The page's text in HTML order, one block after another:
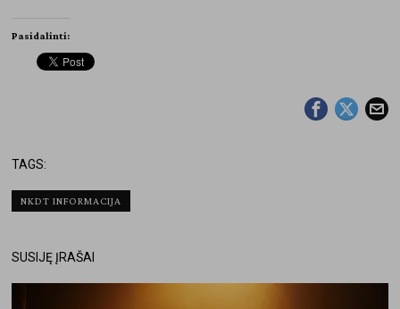
Pasidalinti:
TAGS:
NKDT INFORMACIJA
SUSIJĘ ĮRAŠAI